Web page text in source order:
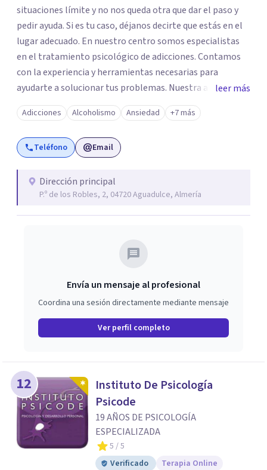
situaciones límite y no nos queda otra que dar el paso y
pedir ayuda. Si es tu caso, déjanos decirte que estás en el
lugar adecuado. En nuestro centro somos especialistas
en el tratamiento psicológico de adicciones. Contamos
con la experiencia y herramientas necesarias para
ayudarte a solucionar tus problemas. Nuestra atención es
individualizada y personalizada a las circunstancias de
cada cliente por eso, en PsicoIndalo disponemos de un
modelo integrador del que se han beneficiado muchas
familias a lo largo de todos estos años.
leer más
Adicciones Alcoholismo Ansiedad +7 más
Teléfono Email
Dirección principal
P.º de los Robles, 2, 04720 Aguadulce, Almería
Envía un mensaje al profesional
Coordina una sesión directamente mediante mensaje
Ver perfil completo
12
Instituto De Psicología
Psicode
19 AÑOS DE PSICOLOGÍA
ESPECIALIZADA
5 / 5
Verificado
Terapia Online